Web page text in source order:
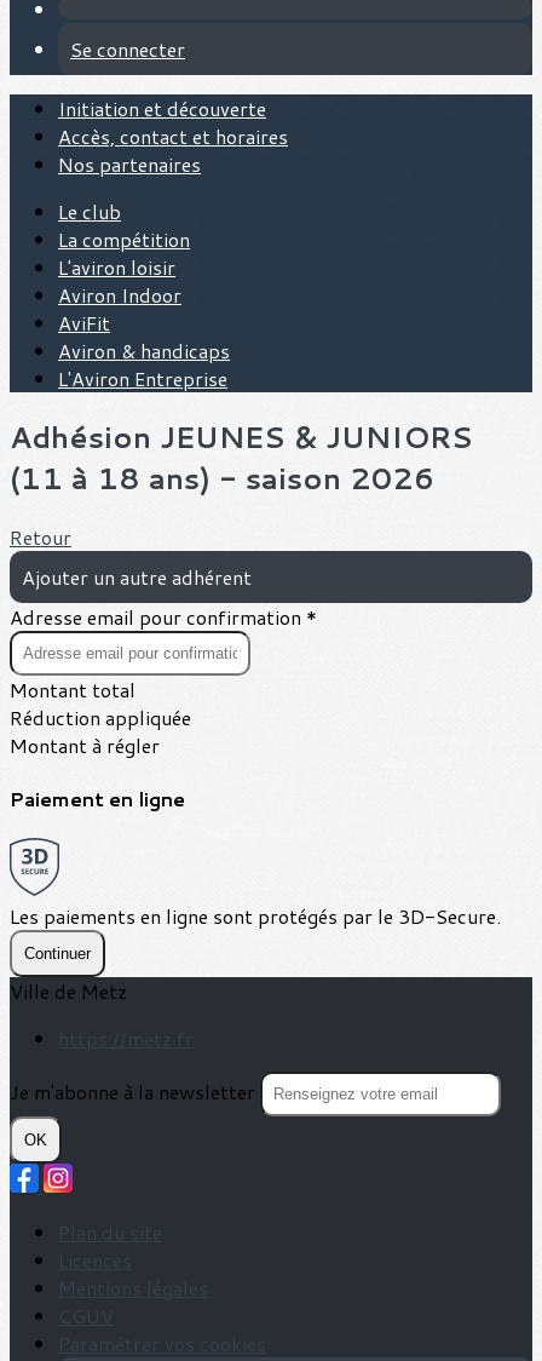
Se connecter
Initiation et découverte
Accès, contact et horaires
Nos partenaires
Le club
La compétition
L'aviron loisir
Aviron Indoor
AviFit
Aviron & handicaps
L'Aviron Entreprise
Adhésion JEUNES & JUNIORS
(11 à 18 ans) - saison 2026
Retour
Ajouter un autre adhérent
Adresse email pour confirmation *
Montant total
Réduction appliquée
Montant à régler
Paiement en ligne
Les paiements en ligne sont protégés par le 3D-Secure.
Continuer
Ville de Metz
Je m'abonne à la newsletter
OK